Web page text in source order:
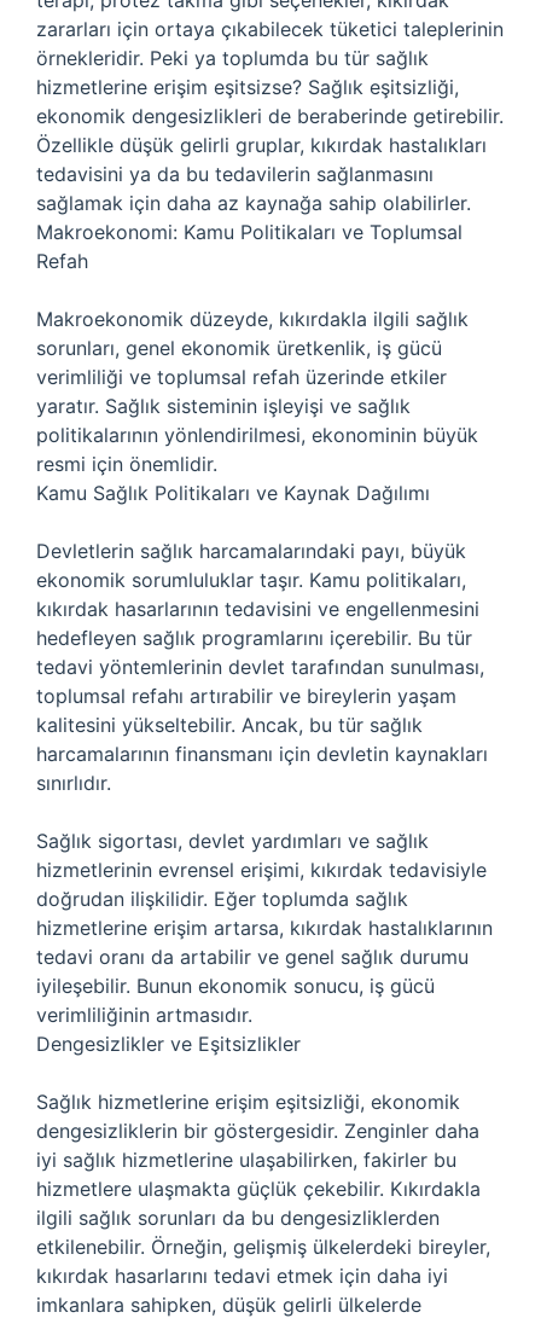
zararları için ortaya çıkabilecek tüketici taleplerinin
örnekleridir. Peki ya toplumda bu tür sağlık
hizmetlerine erişim eşitsizse? Sağlık eşitsizliği,
ekonomik dengesizlikleri de beraberinde getirebilir.
Özellikle düşük gelirli gruplar, kıkırdak hastalıkları
tedavisini ya da bu tedavilerin sağlanmasını
sağlamak için daha az kaynağa sahip olabilirler.
Makroekonomi: Kamu Politikaları ve Toplumsal
Refah
Makroekonomik düzeyde, kıkırdakla ilgili sağlık
sorunları, genel ekonomik üretkenlik, iş gücü
verimliliği ve toplumsal refah üzerinde etkiler
yaratır. Sağlık sisteminin işleyişi ve sağlık
politikalarının yönlendirilmesi, ekonominin büyük
resmi için önemlidir.
Kamu Sağlık Politikaları ve Kaynak Dağılımı
Devletlerin sağlık harcamalarındaki payı, büyük
ekonomik sorumluluklar taşır. Kamu politikaları,
kıkırdak hasarlarının tedavisini ve engellenmesini
hedefleyen sağlık programlarını içerebilir. Bu tür
tedavi yöntemlerinin devlet tarafından sunulması,
toplumsal refahı artırabilir ve bireylerin yaşam
kalitesini yükseltebilir. Ancak, bu tür sağlık
harcamalarının finansmanı için devletin kaynakları
sınırlıdır.
Sağlık sigortası, devlet yardımları ve sağlık
hizmetlerinin evrensel erişimi, kıkırdak tedavisiyle
doğrudan ilişkilidir. Eğer toplumda sağlık
hizmetlerine erişim artarsa, kıkırdak hastalıklarının
tedavi oranı da artabilir ve genel sağlık durumu
iyileşebilir. Bunun ekonomik sonucu, iş gücü
verimliliğinin artmasıdır.
Dengesizlikler ve Eşitsizlikler
Sağlık hizmetlerine erişim eşitsizliği, ekonomik
dengesizliklerin bir göstergesidir. Zenginler daha
iyi sağlık hizmetlerine ulaşabilirken, fakirler bu
hizmetlere ulaşmakta güçlük çekebilir. Kıkırdakla
ilgili sağlık sorunları da bu dengesizliklerden
etkilenebilir. Örneğin, gelişmiş ülkelerdeki bireyler,
kıkırdak hasarlarını tedavi etmek için daha iyi
imkanlara sahipken, düşük gelirli ülkelerde